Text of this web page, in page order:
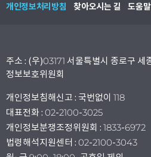
개인정보처리방침 찾아오시는 길 도움말
주소 : (우)03171 서울특별시 종로구
정보보호위원회
개인정보침해신고 : 국번없이 118
대표전화 : 02-2100-3025
개인정보분쟁조정위원회 : 1833-6972
법령해석지원센터 : 02-2100-3043